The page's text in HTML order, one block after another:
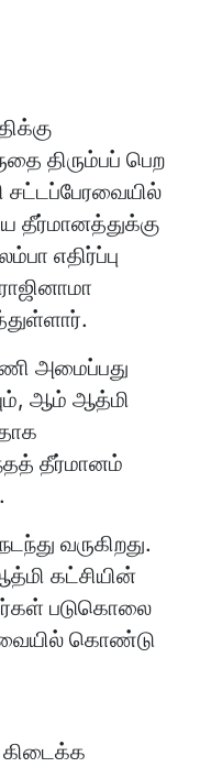
திரும்பப் பெற
தீர்மானத்துக்கு
எதிர்ப்பு
அமைப்பது
ஆம் ஆத்மி
தீர்மானம்
வருகிறது.
கட்சியின்
படுகொலை
கொண்டு
கிடைக்க